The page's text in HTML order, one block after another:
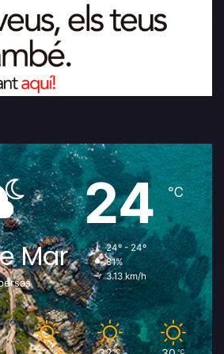
Mar
24℃
24º - 24º
81%
3.13 km/h
℃ ℃ ℃